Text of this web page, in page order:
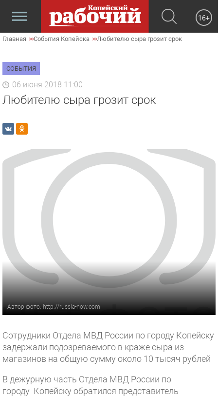
16+
Главная События Копейска Любителю сыра грозит срок
СОБЫТИЯ
06 июня 2018 11:00
Любителю сыра грозит срок
Автор фото: http://russia-now.com
Сотрудники Отдела МВД России по городу Копейску
задержали подозреваемого в краже сыра из
магазинов на общую сумму около 10 тысяч рублей
В дежурную часть Отдела МВД России по
городу Копейску обратился представитель